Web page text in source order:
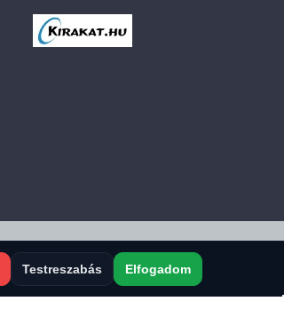
Testreszabás Elfogadom